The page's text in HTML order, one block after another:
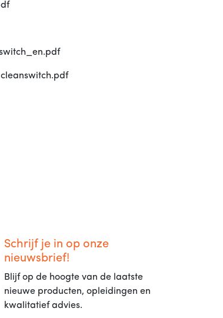
Schrijf je in op onze
nieuwsbrief!
Blijf op de hoogte van de laatste
nieuwe producten, opleidingen en
kwalitatief advies.